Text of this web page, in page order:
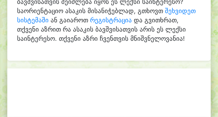
ბავშვისათვის შეიძლება იყოს ეს ლექსი საინტერესო?
საორიენტაციო ასაკის მისანიჭებლად, გთხოვთ შეხვიდეთ
სისტემაში ან გაიაროთ რეგისტრაცია და გვითხრათ,
თქვენი აზრით რა ასაკის ბავშვისათვის არის ეს ლექსი
საინტერესო. თქვენი აზრი ჩვენთვის მნიშვნელოვანია!